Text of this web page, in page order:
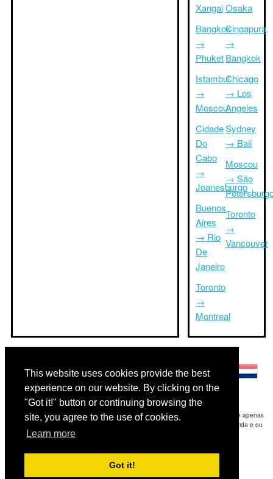
This website uses cookies provide the best
experience on our website. By clicking on the
"Got it!" button or continuing browsing the
site, you agree to the use of cookies.
Learn more
Got it!
Xangai
Bangkok
→
Phuket
Istambul
→
Moscou
Cidade
Do
Cabo
→
Joanesburgo
Buenos
Aires
→ Rio
De
Janeiro
Toronto
→
Montreal
Osaka
Cingapura
→
Bangkok
Chicago
→ Los
Angeles
Sydney
→ Bali
Moscou
→ São
Toronto
→
Vancouver
Disclaimer: As informações apresentadas neste site é a nossa melhor estimativa e apenas
para sua referência.Triptimeto.com não se responsabiliza por qualquer atraso de ida e ou
consequentes danos / resultou das informações fornecidas.
Copyright 2015-2026
Contact Usfor feedback.